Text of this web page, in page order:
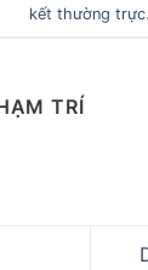
kết thường trực.
TRÍ